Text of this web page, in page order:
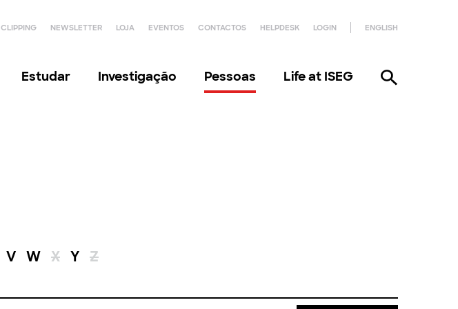
CLIPPING NEWSLETTER LOJA EVENTOS CONTACTOS HELPDESK LOGIN ENGLISH
Estudar Investigação Pessoas Life at ISEG
V W X Y Z